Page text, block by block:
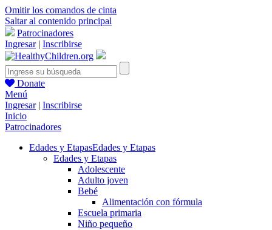
Omitir los comandos de cinta
Saltar al contenido principal
Patrocinadores
Ingresar| Inscribirse
Donate
Menú
Ingresar| Inscribirse
Inicio
Patrocinadores
Edades y EtapasEdades y Etapas
Edades y Etapas
Adolescente
Adulto joven
Bebé
Alimentación con fórmula
Escuela primaria
Niño pequeño